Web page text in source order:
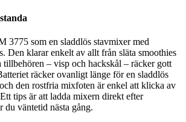
3775 som en sladdlös stavmixer med
Den klarar enkelt av allt från släta smoothies
– visp och hackskål – räcker gott
räcker ovanligt länge för en sladdlös
den rostfria mixfoten är enkel att klicka av
tips är att ladda mixern direkt efter
du väntetid nästa gång.